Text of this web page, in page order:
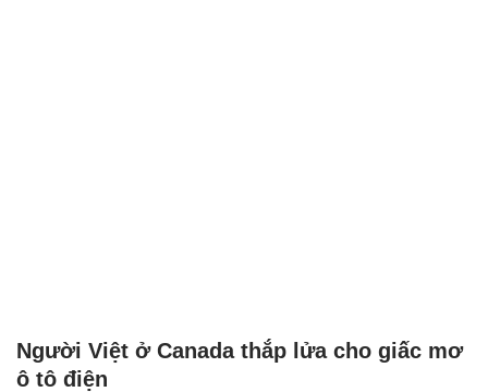
Người Việt ở Canada thắp lửa cho giấc mơ
ô tô điện